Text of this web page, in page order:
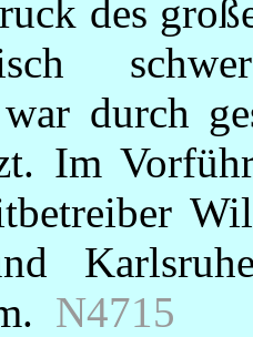
des
durch
Im
N4715